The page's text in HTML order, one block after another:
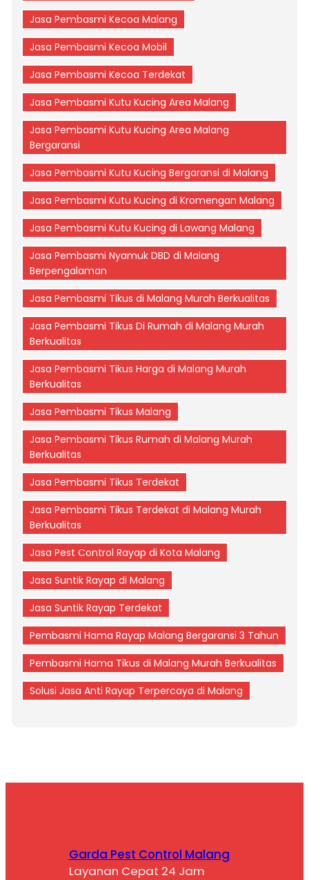
Jasa Pembasmi Kecoa Malang
Jasa Pembasmi Kecoa Mobil
Jasa Pembasmi Kecoa Terdekat
Jasa Pembasmi Kutu Kucing Area Malang
Jasa Pembasmi Kutu Kucing Area Malang
Bergaransi
Jasa Pembasmi Kutu Kucing Bergaransi di Malang
Jasa Pembasmi Kutu Kucing di Kromengan Malang
Jasa Pembasmi Kutu Kucing di Lawang Malang
Jasa Pembasmi Nyamuk DBD di Malang
Berpengalaman
Jasa Pembasmi Tikus di Malang Murah Berkualitas
Jasa Pembasmi Tikus Di Rumah di Malang Murah
Berkualitas
Jasa Pembasmi Tikus Harga di Malang Murah
Berkualitas
Jasa Pembasmi Tikus Malang
Jasa Pembasmi Tikus Rumah di Malang Murah
Berkualitas
Jasa Pembasmi Tikus Terdekat
Jasa Pembasmi Tikus Terdekat di Malang Murah
Berkualitas
Jasa Pest Control Rayap di Kota Malang
Jasa Suntik Rayap di Malang
Jasa Suntik Rayap Terdekat
Pembasmi Hama Rayap Malang Bergaransi 3 Tahun
Pembasmi Hama Tikus di Malang Murah Berkualitas
Solusi Jasa Anti Rayap Terpercaya di Malang
Garda Pest Control Malang
Layanan Cepat 24 Jam